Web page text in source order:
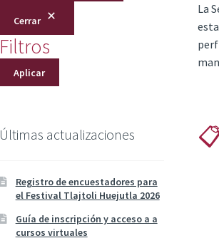
La
Cerrar
Filtros
Aplicar
Últimas actualizaciones
Registro de encuestadores para
el Festival Tlajtoli Huejutla 2026
Guía de inscripción y acceso a a
cursos virtuales